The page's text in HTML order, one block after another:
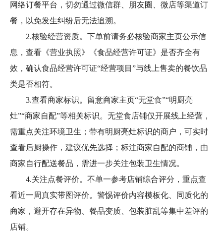
网络订餐平台，切勿通过微信群、朋友圈、微店等渠道订
餐，以免发生纠纷后无法追溯。
2.核验经营资质。下单前请务必核验商家主页公示信
息，查看《营业执照》《食品经营许可证》是否齐全有
效，确认食品经营许可证“经营项目”与线上售卖的餐饮品
类是否相符。
3.查看商家标识。留意商家主页“无堂食”“明厨亮
灶”“商家自配”等相关标识。无堂食店铺仅开展线上经营，
需重点关注环境卫生；带有明厨亮灶标识的商户，可实时
查看后厨操作，建议优先选择；标注商家自配的商铺，由
商家自行配送餐品，需进一步关注包装卫生情况。
4.关注点餐评价。不单一参考店铺综合评分，重点查
看近一周真实带图评价。警惕评价内容模板化、同质化的
商家，避开存在异物、餐品变质、包装脏乱等集中差评的
店铺。